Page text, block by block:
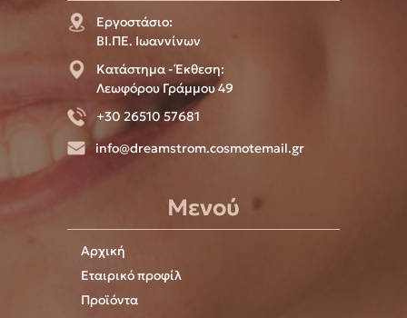
Εργοστάσιο:
ΒΙ.ΠΕ. Ιωαννίνων
Κατάστημα - Έκθεση:
Λεωφόρου Γράμμου 49
+30 26510 57681
info@dreamstrom.cosmotemail.gr
Μενού
Αρχική
Εταιρικό προφίλ
Προϊόντα